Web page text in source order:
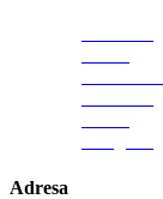
Adresa